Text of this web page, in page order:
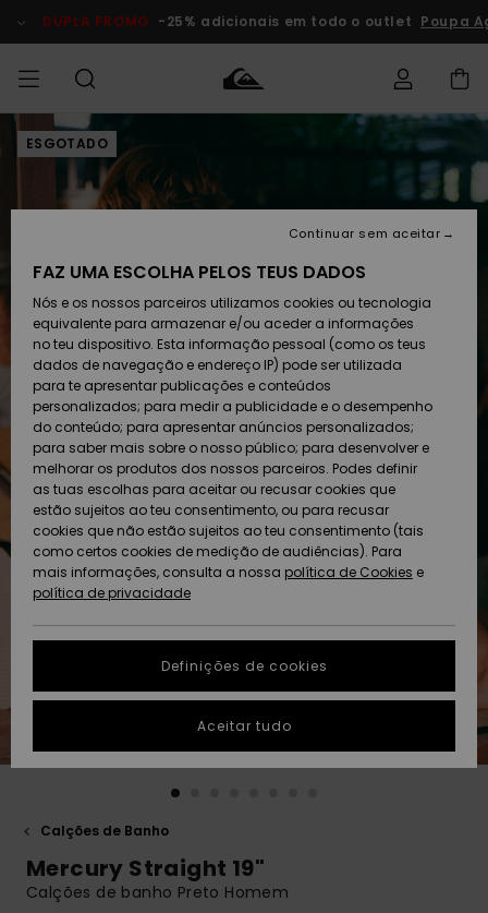
do
DUPLA PROMO -25% adicionais em todo o outlet Poupa
HOMEM
Calçado e
chinelos
Surfe/água
Snow
Artigos
recém-
chegados
Coleções
MENINO
Calçado e
chinelos
Surfe/água
Neve
Artigos
recém-
chegados
Highlights
MULHER
chegados
Highlights
Snow
SURF
Crianças
Highlights
Community
SNOW
Homem
Artigos
Criança
Snow Shop
Feminino
Highlights
Community
DUPLA
PROMO
Criança
Outlet
Mulher
AJUDA
Devoluções
Pagamento
Cartão
presente
Quiksilver
Freedom
Protecção de
dados
Guia de
tamanhos
conversa para
obteres a
resposta mais
conversa
SUSTAINABILITY
PRESENTE
DESEJO
ESGOTADO
Calções de Banho
Mercury Straight 19"
Calções de banho Preto Homem
FAZ UMA ESCOLHA PELOS TEUS DADOS
Nós e os nossos parceiros utilizamos cookies ou tecnologia
equivalente para armazenar e/ou aceder a informações
no teu dispositivo. Esta informação pessoal (como os teus
dados de navegação e endereço IP) pode ser utilizada
para te apresentar publicações e conteúdos
personalizados; para medir a publicidade e o desempenho
do conteúdo; para apresentar anúncios personalizados;
para saber mais sobre o nosso público; para desenvolver e
melhorar os produtos dos nossos parceiros. Podes definir
as tuas escolhas para aceitar ou recusar cookies que
estão sujeitos ao teu consentimento, ou para recusar
cookies que não estão sujeitos ao teu consentimento (tais
como certos cookies de medição de audiências). Para
mais informações, consulta a nossa política de Cookies e
política de privacidade
Definições de cookies
Continuar sem aceitar
Aceitar tudo